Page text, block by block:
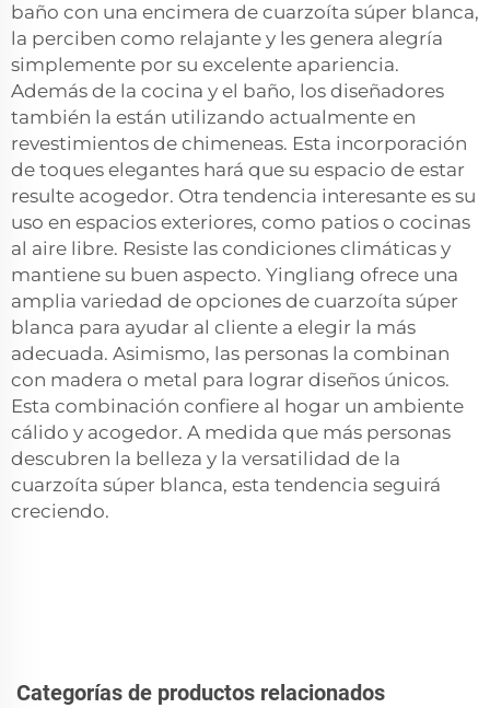
baño con una encimera de cuarzoíta súper blanca,
la perciben como relajante y les genera alegría
simplemente por su excelente apariencia.
Además de la cocina y el baño, los diseñadores
también la están utilizando actualmente en
revestimientos de chimeneas. Esta incorporación
de toques elegantes hará que su espacio de estar
resulte acogedor. Otra tendencia interesante es su
uso en espacios exteriores, como patios o cocinas
al aire libre. Resiste las condiciones climáticas y
mantiene su buen aspecto. Yingliang ofrece una
amplia variedad de opciones de cuarzoíta súper
blanca para ayudar al cliente a elegir la más
adecuada. Asimismo, las personas la combinan
con madera o metal para lograr diseños únicos.
Esta combinación confiere al hogar un ambiente
cálido y acogedor. A medida que más personas
descubren la belleza y la versatilidad de la
cuarzoíta súper blanca, esta tendencia seguirá
creciendo.
Categorías de productos relacionados